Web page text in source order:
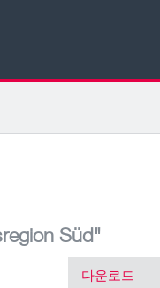
Süd"
다운로드